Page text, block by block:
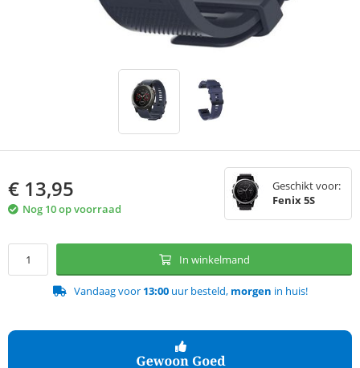
€ 13,95
Nog 10 op voorraad
Geschikt voor:
Fenix 5S
In winkelmand
Vandaag voor 13:00uur besteld, morgen in huis!